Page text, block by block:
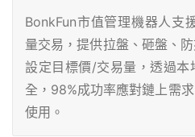
BonkFun市值管理機器人支
量交易，提供拉盤、砸盤、
設定目標價/交易量，透過本
全，98%成功率應對鏈上需
使用。